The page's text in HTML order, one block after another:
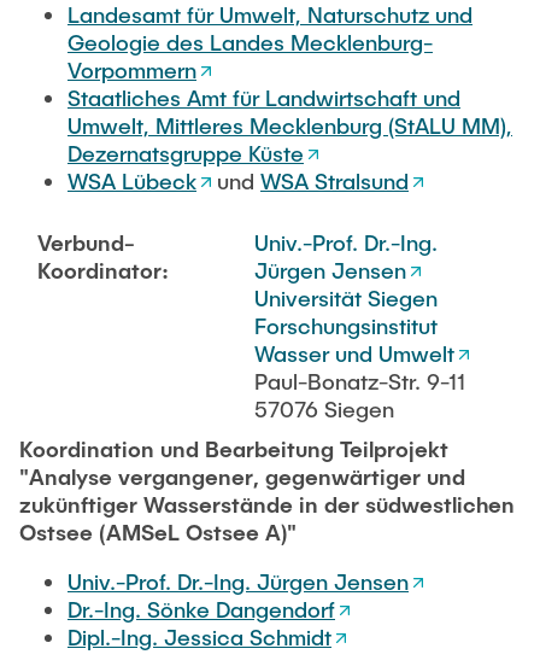
Landesamt für Umwelt, Naturschutz und
Geologie des Landes Mecklenburg-
Vorpommern
Staatliches Amt für Landwirtschaft und
Umwelt, Mittleres Mecklenburg (StALU MM),
Dezernatsgruppe Küste
WSA Lübeck
und WSA Stralsund
Verbund-
Koordinator:
Univ.-Prof. Dr.-Ing.
Jürgen Jensen
Universität Siegen
Forschungsinstitut
Wasser und Umwelt
Paul-Bonatz-Str. 9-11
57076 Siegen
Koordination und Bearbeitung Teilprojekt
"Analyse vergangener, gegenwärtiger und
zukünftiger Wasserstände in der südwestlichen
Ostsee (AMSeL Ostsee A)"
Univ.-Prof. Dr.-Ing. Jürgen Jensen
Dr.-Ing. Sönke Dangendorf
Dipl.-Ing. Jessica Schmidt